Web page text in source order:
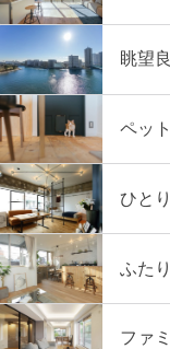
眺望
ペッ
ひと
ふた
ファ